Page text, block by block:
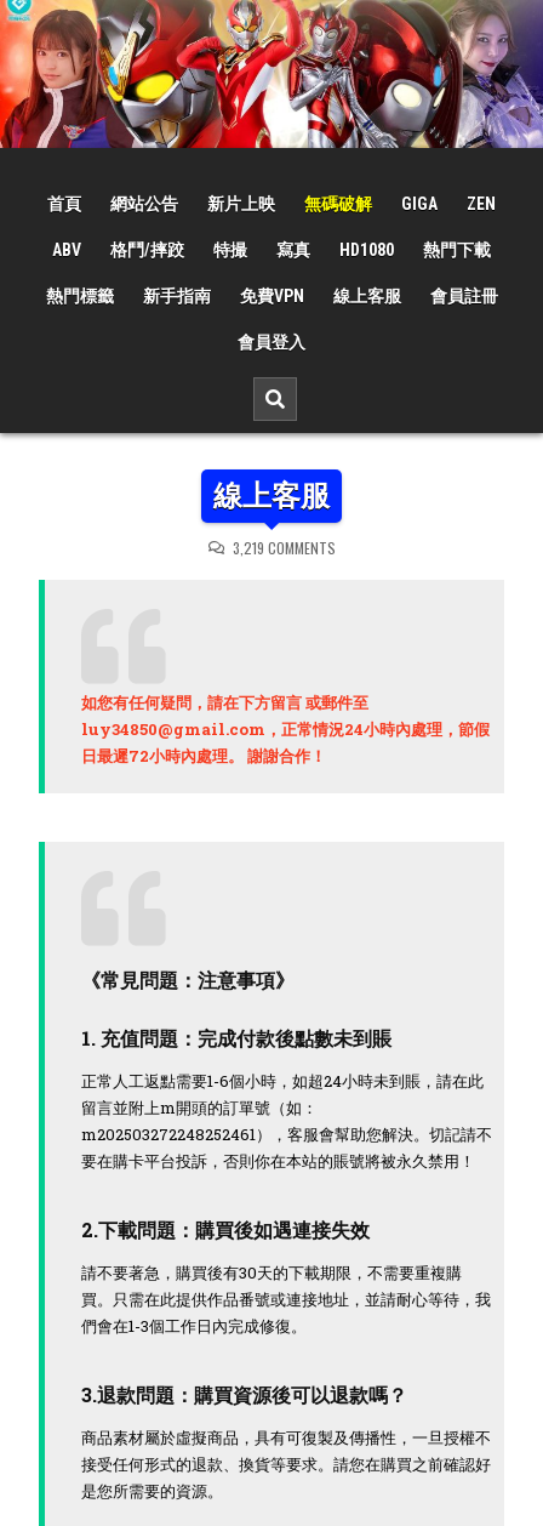
Skip
to
content
首頁 網站公告 新片上映 無碼破解 GIGA ZEN
ABV 格鬥/摔跤 特撮 寫真 HD1080 熱門下載
熱門標籤 新手指南 免費VPN 線上客服 會員註冊
會員登入
線上客服
3,219 COMMENTSON
如您有任何疑問，請在下方留言 或郵件至
luy34850@gmail.com，正常情況24小時內處理，節假
日最遲72小時內處理。 謝謝合作！
《常見問題：注意事項》
1. 充值問題：完成付款後點數未到賬
正常人工返點需要1-6個小時，如超24小時未到賬，請在此
留言並附上m開頭的訂單號（如：
m202503272248252461），客服會幫助您解決。切記請不
要在購卡平台投訴，否則你在本站的賬號將被永久禁用！
2.下載問題：購買後如遇連接失效
請不要著急，購買後有30天的下載期限，不需要重複購
買。只需在此提供作品番號或連接地址，並請耐心等待，我
們會在1-3個工作日內完成修復。
3.退款問題：購買資源後可以退款嗎？
商品素材屬於虛擬商品，具有可復製及傳播性，一旦授權不
接受任何形式的退款、換貨等要求。請您在購買之前確認好
是您所需要的資源。